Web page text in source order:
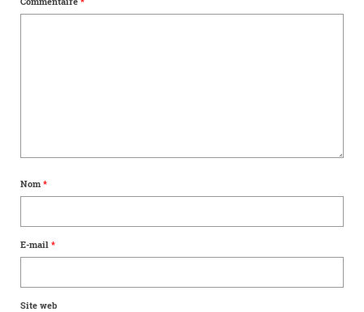
Nom *
E-mail *
Site web